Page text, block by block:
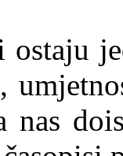
ostaju
nas